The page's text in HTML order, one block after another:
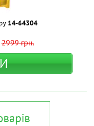
14-64304
2999грн.